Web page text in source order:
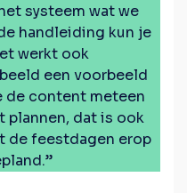
systeem wat we
handleiding kun je
werkt ook
een voorbeeld
de content meteen
plannen, dat is ook
de feestdagen erop